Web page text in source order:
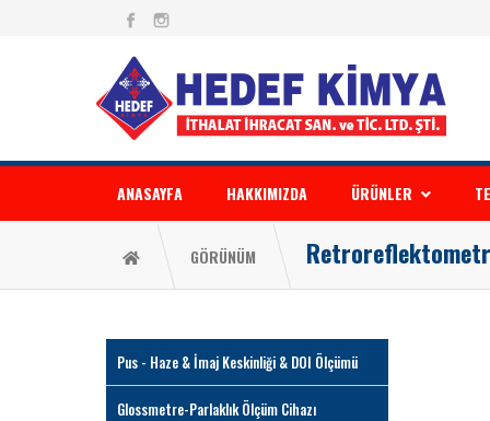
ANASAYFA HAKKIMIZDA ÜRÜNLER
GÖRÜNÜM
Pus - Haze & İmaj Keskinliği & DOI Ölçümü
Glossmetre-Parlaklık Ölçüm Cihazı